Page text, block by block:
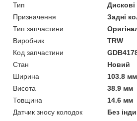
Тип
Дискові
Призначення
Задні
Тип запчастини
Виробник
TRW
Код запчастини
Стан
Новий
Ширина
103.8 мм
Висота
38.9 мм
Товщина
14.6 мм
Датчик зносу колодок
Без